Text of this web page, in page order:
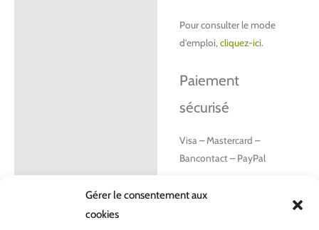
Gérer le consentement aux
cookies
Pour consulter le mode
d’emploi, cliquez-ici.
Paiement
sécurisé
Visa – Mastercard –
Bancontact – PayPal
Consultez nos frais et